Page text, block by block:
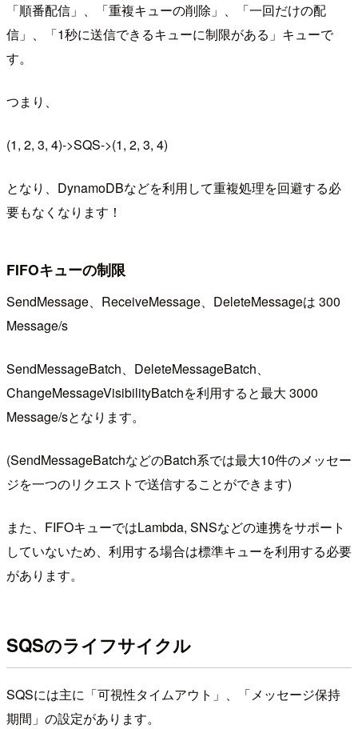
「順番配信」、「重複キューの削除」、「一回だけの配
信」、「1秒に送信できるキューに制限がある」キューで
す。
つまり、
(1, 2, 3, 4)->SQS->(1, 2, 3, 4)
となり、DynamoDBなどを利用して重複処理を回避する必
要もなくなります！
FIFOキューの制限
SendMessage、ReceiveMessage、DeleteMessageは 300
Message/s
SendMessageBatch、DeleteMessageBatch、
ChangeMessageVisibilityBatchを利用すると最大 3000
Message/sとなります。
(SendMessageBatchなどのBatch系では最大10件のメッセー
ジを一つのリクエストで送信することができます)
また、FIFOキューではLambda, SNSなどの連携をサポート
していないため、利用する場合は標準キューを利用する必要
があります。
SQSのライフサイクル
SQSには主に「可視性タイムアウト」、「メッセージ保持
期間」の設定があります。